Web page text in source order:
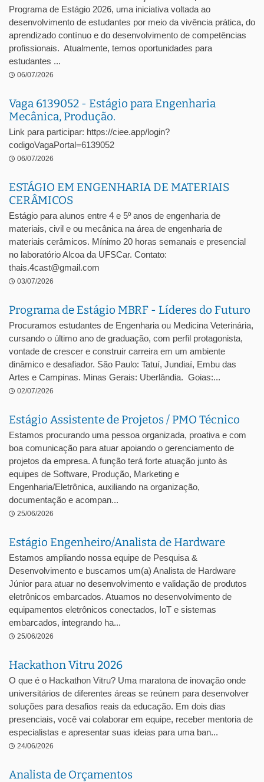
Programa de Estágio 2026, uma iniciativa voltada ao
desenvolvimento de estudantes por meio da vivência prática, do
aprendizado contínuo e do desenvolvimento de competências
profissionais. Atualmente, temos oportunidades para
estudantes ...
06/07/2026
Vaga 6139052 - Estágio para Engenharia
Mecânica, Produção.
Link para participar: https://ciee.app/login?
codigoVagaPortal=6139052
06/07/2026
ESTÁGIO EM ENGENHARIA DE MATERIAIS
CERÂMICOS
Estágio para alunos entre 4 e 5º anos de engenharia de
materiais, civil e ou mecânica na área de engenharia de
materiais cerâmicos. Mínimo 20 horas semanais e presencial
no laboratório Alcoa da UFSCar. Contato:
thais.4cast@gmail.com
03/07/2026
Programa de Estágio MBRF - Líderes do Futuro
Procuramos estudantes de Engenharia ou Medicina Veterinária,
cursando o último ano de graduação, com perfil protagonista,
vontade de crescer e construir carreira em um ambiente
dinâmico e desafiador. São Paulo: Tatuí, Jundiaí, Embu das
Artes e Campinas. Minas Gerais: Uberlândia. Goias:...
02/07/2026
Estágio Assistente de Projetos / PMO Técnico
Estamos procurando uma pessoa organizada, proativa e com
boa comunicação para atuar apoiando o gerenciamento de
projetos da empresa. A função terá forte atuação junto às
equipes de Software, Produção, Marketing e
Engenharia/Eletrônica, auxiliando na organização,
documentação e acompan...
25/06/2026
Estágio Engenheiro/Analista de Hardware
Estamos ampliando nossa equipe de Pesquisa &
Desenvolvimento e buscamos um(a) Analista de Hardware
Júnior para atuar no desenvolvimento e validação de produtos
eletrônicos embarcados. Atuamos no desenvolvimento de
equipamentos eletrônicos conectados, IoT e sistemas
embarcados, integrando ha...
25/06/2026
Hackathon Vitru 2026
O que é o Hackathon Vitru? Uma maratona de inovação onde
universitários de diferentes áreas se reúnem para desenvolver
soluções para desafios reais da educação. Em dois dias
presenciais, você vai colaborar em equipe, receber mentoria de
especialistas e apresentar suas ideias para uma ban...
24/06/2026
Analista de Orçamentos